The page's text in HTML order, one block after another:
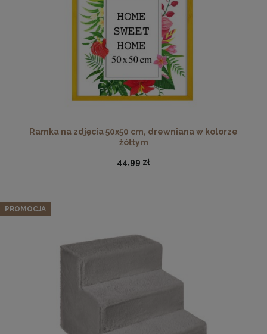
Zestaw 10 szt. ramek na zdjęcia A4 21 x 29,7 cm żółtych, z
naturalnego drewna
115,49 zł
DO KOSZYKA
Ramka na zdjęcia 25x35 cm, drewniana w kolorze
Ramka na zdjęcia 50x50 cm, drewniana w kolorze
żółtym
44,99 zł
PROMOCJA